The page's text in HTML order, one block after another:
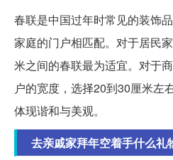
春联是中国过年时常见的装饰
家庭的门户相匹配。对于居民
米之间的春联最为适宜。对于
户的宽度，选择20到30厘米左
体现谐和与美观。
去亲戚家拜年空着手什么礼